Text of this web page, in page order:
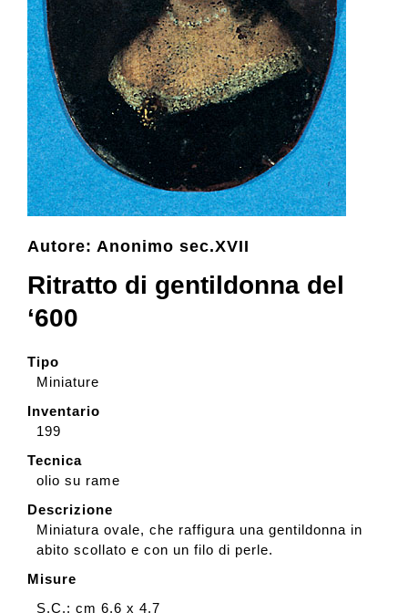
Collezione
Contatti e biglietti
Accessibilità
Cerca
Autore: Anonimo sec.XVII
Ritratto di gentildonna del
‘600
Tipo
Miniature
Inventario
199
Tecnica
olio su rame
Descrizione
Miniatura ovale, che raffigura una gentildonna in
abito scollato e con un filo di perle.
Misure
S.C.: cm 6,6 x 4,7